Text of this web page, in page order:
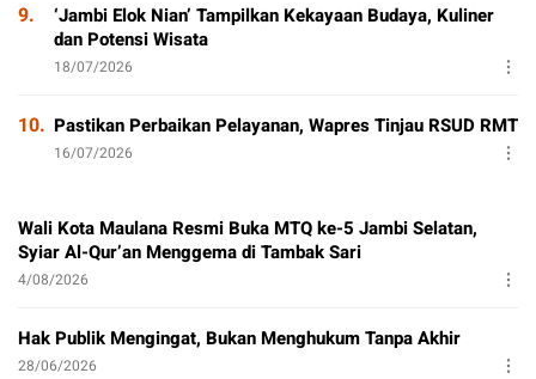
9.
‘Jambi Elok Nian’ Tampilkan Kekayaan Budaya, Kuliner
dan Potensi Wisata
18/07/2026
10. Pastikan Perbaikan Pelayanan, Wapres Tinjau RSUD RMT
16/07/2026
Wali Kota Maulana Resmi Buka MTQ ke-5 Jambi Selatan,
Syiar Al-Qur’an Menggema di Tambak Sari
4/08/2026
Hak Publik Mengingat, Bukan Menghukum Tanpa Akhir
28/06/2026